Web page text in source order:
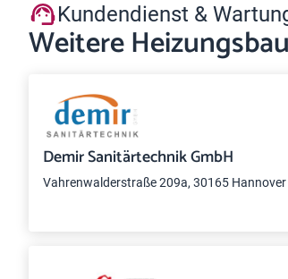
Kundendienst &
Weitere
Demir Sanitärtechnik GmbH
Vahrenwalderstraße 209a, 30165 Hannover